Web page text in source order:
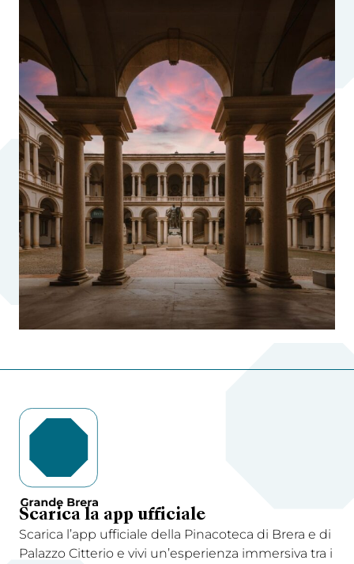
Scarica la app ufficiale
Scarica l’app ufficiale della Pinacoteca di Brera e di
Palazzo Citterio e vivi un’esperienza immersiva tra i